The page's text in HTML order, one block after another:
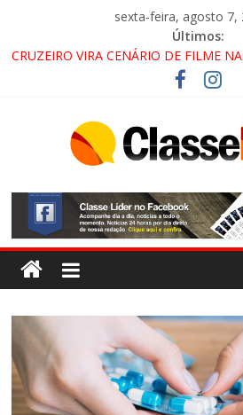
sexta-feira, agosto 7,
Últimos:
CRUZEIRO VIRA CENÁRIO DE FILME
PROMOTOR DO GAECO
ACESSO À APARECIDA NA DUTRA
ALTERNATIVAS
LORENA, PINDAMONHANGABA E
PELA FÁBRICA DA COCA-COLA!